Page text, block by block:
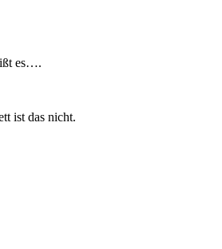
es….
ist das nicht.